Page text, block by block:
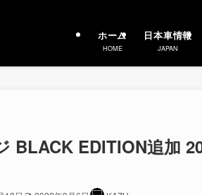
ホーム
HOME
日本車情報
JAPAN
BLACK EDITION追加